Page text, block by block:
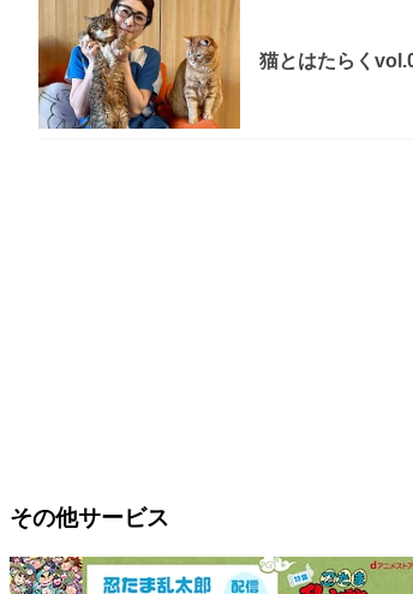
猫とはたらく
その他サービス